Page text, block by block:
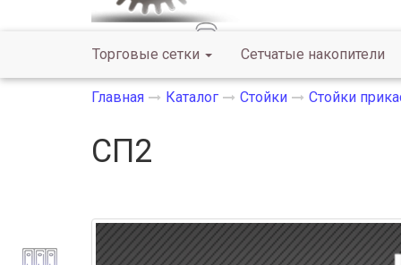
Торговые сетки Сетчатые накопители
Главная Каталог Стойки Стойки
СП2